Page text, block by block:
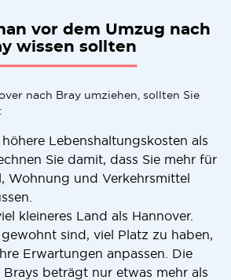
vor dem Umzug nach
wissen sollten
nach Bray umziehen, sollten Sie
Lebenshaltungskosten als
Sie damit, dass Sie mehr für
Wohnung und Verkehrsmittel
kleineres Land als Hannover.
sind, viel Platz zu haben,
Erwartungen anpassen. Die
beträgt nur etwas mehr als